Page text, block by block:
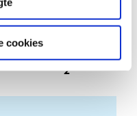
cookies
2